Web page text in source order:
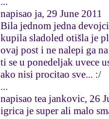
napisao ja, 29 June 2011
Bila jednom jedna
kupila sladoled otišla je
ovaj post i ne nalepi ga
ti se u ponedeljak uvece
ako nisi procitao sve... :/
...
napisao tea jankovic, 26
igrica je super ali malo